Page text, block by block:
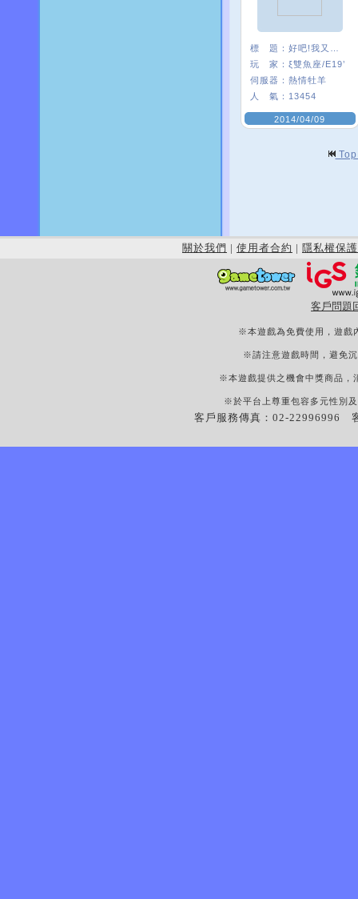
標 題：
玩 家： ξ雙魚座/E19’
伺服器： 熱情牡羊
人 氣： 13454
2014/04/09
關於我們 | 使用者合約 | 隱私權保護
客戶問題
※本遊戲為免費使用，遊戲
※請注意遊戲時間，避免
※本遊戲提供之機會中獎商品，
※於平台上尊重包容多元性別
客戶服務傳真：02-22996996